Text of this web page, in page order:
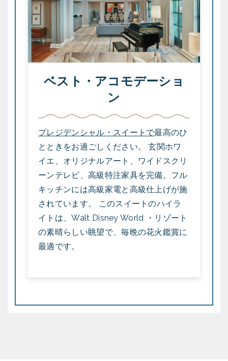
ベスト・アコモデーショ
ン
プレジデンシャル・スイートで最高のひ
とときをお過ごしください。 玄関ホワ
イエ、オリジナルアート、ワイドスクリ
ーンテレビ、高級特注家具を完備。フル
キッチンには高級家電と高級仕上げが施
されています。 このスイートのハイラ
イトは、Walt Disney World ・リゾート
の素晴らしい眺望で、毎晩の花火鑑賞に
最適です。